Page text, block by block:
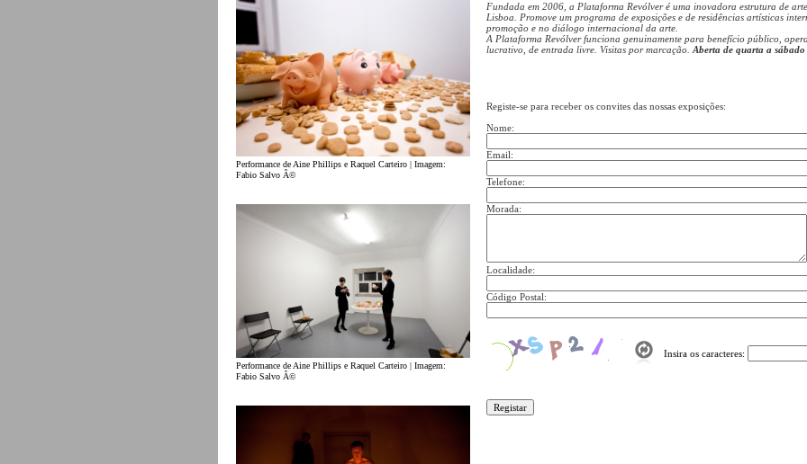
Performance de Aine Phillips e Raquel Carteiro | Imagem:
Fabio Salvo Â©
Performance de Aine Phillips e Raquel Carteiro | Imagem:
Fabio Salvo Â©
Fundada em 2006, a Plataforma Revólver é uma inovadora estrutura de
Lisboa. Promove um programa de exposições e de residências artísticas
promoção e no diálogo internacional da arte.
A Plataforma Revólver funciona genuinamente para benefício público,
lucrativo, de entrada livre. Visitas por marcação. Aberta de quarta a
Registe-se para receber os convites das nossas exposições:
Nome:
Email:
Telefone:
Morada:
Localidade:
Código Postal:
Insira os caracteres: